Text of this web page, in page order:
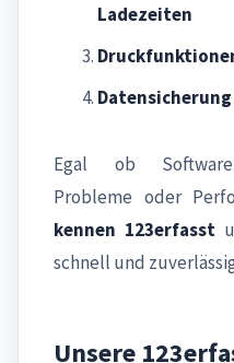
Ladezeiten
Egal ob
Probleme oder
kennen 123erfasst
schnell und
Unsere